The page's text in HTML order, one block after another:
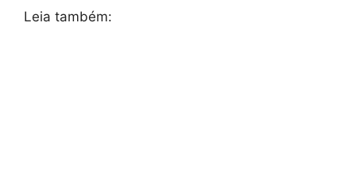
Leia também: